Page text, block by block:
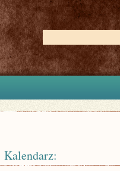
Kalendarz: